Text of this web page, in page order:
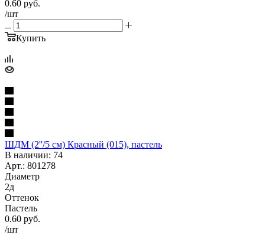
0.60 руб.
/шт
Купить
ШДМ (2''/5 см) Красный (015), пастель
В наличии: 74
Арт.: 801278
Диаметр
2д
Оттенок
Пастель
0.60 руб.
/шт